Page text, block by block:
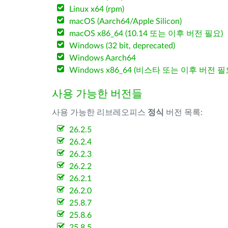
Linux x64 (rpm)
macOS (Aarch64/Apple Silicon)
macOS x86_64 (10.14 또는 이후 버전 필요)
Windows (32 bit, deprecated)
Windows Aarch64
Windows x86_64 (비스타 또는 이후 버전 필
사용 가능한 버전들
사용 가능한 리브레오피스 정식 버전 목록:
26.2.5
26.2.4
26.2.3
26.2.2
26.2.1
26.2.0
25.8.7
25.8.6